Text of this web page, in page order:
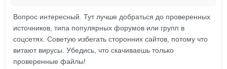
Вопрос интересный. Тут лучше добраться до проверенных
источников, типа популярных форумов или групп в
соцсетях. Советую избегать сторонних сайтов, потому что
витают вирусы. Убедись, что скачиваешь только
проверенные файлы!